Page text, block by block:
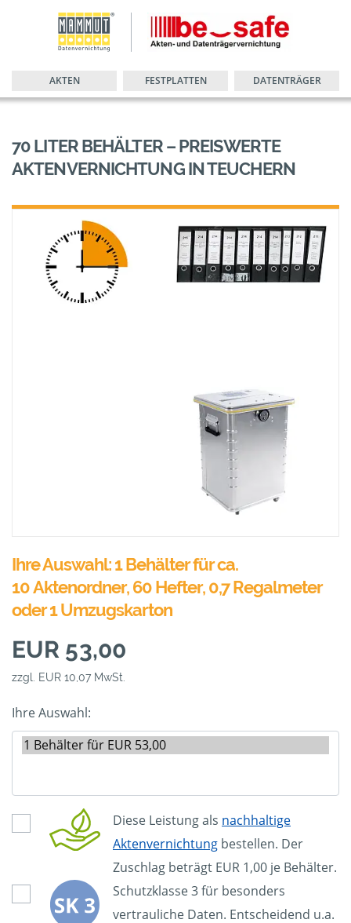
AKTEN FESTPLATTEN DATENTRÄGER
70 LITER BEHÄLTER – PREISWERTE
AKTENVERNICHTUNG IN TEUCHERN
Ihre Auswahl: 1 Behälter für ca.
10 Aktenordner, 60 Hefter, 0,7 Regalmeter
oder 1 Umzugskarton
EUR 53,00
zzgl. EUR 10,07 MwSt.
Ihre Auswahl:
Diese Leistung als nachhaltige
Aktenvernichtung bestellen. Der
Zuschlag beträgt EUR 1,00 je Behälter.
Schutzklasse 3 für besonders
vertrauliche Daten. Entscheidend u.a.